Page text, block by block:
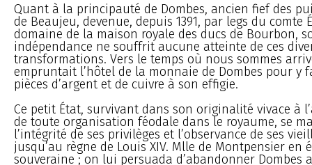
Quant à la principauté de Dombes, ancien fief des
de Beaujeu, devenue, depuis 1391, par legs du comte
domaine de la maison royale des ducs de Bourbon,
indépendance ne souffrit aucune atteinte de ces
transformations. Vers le temps où nous sommes
empruntait l’hôtel de la monnaie de Dombes pour y
pièces d’argent et de cuivre à son effigie.
Ce petit État, survivant dans son originalité vivace à
de toute organisation féodale dans le royaume, se
l’intégrité de ses privilèges et l’observance de ses
jusqu’au règne de Louis XIV. Mlle de Montpensier en
souveraine ; on lui persuada d’abandonner Dombes